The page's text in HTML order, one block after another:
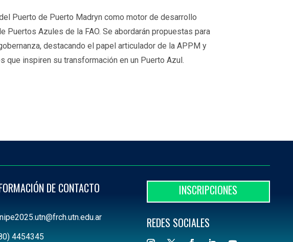
Puerto de Puerto Madryn como motor de desarrollo
Puertos Azules de la FAO. Se abordarán propuestas para
destacando el papel articulador de la APPM y
que inspiren su transformación en un Puerto Azul.
DE CONTACTO
4454345
INSCRIPCIONES
REDES SOCIALES